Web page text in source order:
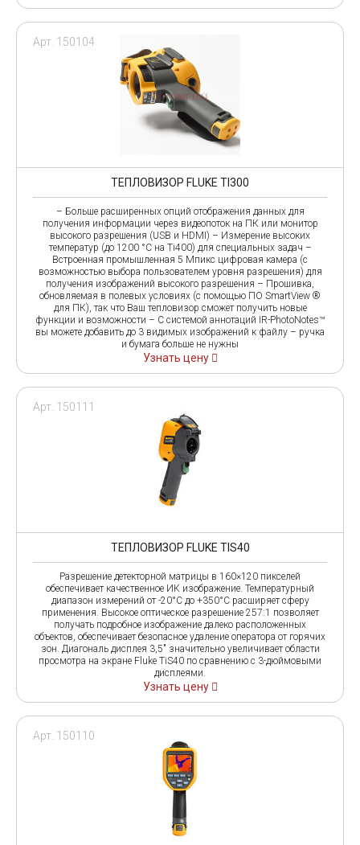
Арт. 150104
ТЕПЛОВИЗОР FLUKE TI300
– Больше расширенных опций отображения данных для
получения информации через видеопоток на ПК или монитор
высокого разрешения (USB и HDMI) – Измерение высоких
температур (до 1200 °C на Ti400) для специальных задач –
Встроенная промышленная 5 Мпикс цифровая камера (с
возможностью выбора пользователем уровня разрешения) для
получения изображений высокого разрешения – Прошивка,
обновляемая в полевых условиях (с помощью ПО SmartView ®
для ПК), так что Ваш тепловизор сможет получить новые
функции и возможности – С системой аннотаций IR-PhotoNotes™
вы можете добавить до 3 видимых изображений к файлу – ручка
и бумага больше не нужны
Узнать цену
Арт. 150111
ТЕПЛОВИЗОР FLUKE TIS40
Разрешение детекторной матрицы в 160×120 пикселей
обеспечивает качественное ИК изображение. Температурный
диапазон измерений от -20°C до +350°C расширяет сферу
применения. Высокое оптическое разрешение 257:1 позволяет
получать подробное изображение далеко расположенных
объектов, обеспечивает безопасное удаление оператора от горячих
зон. Диагональ дисплея 3,5" значительно увеличивает области
просмотра на экране Fluke TiS40 по сравнению с 3-дюймовыми
дисплеями.
Узнать цену
Арт. 150110